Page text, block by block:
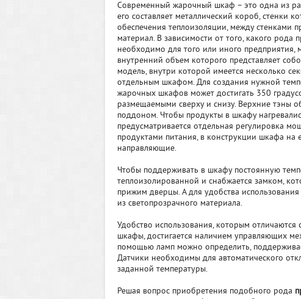
Современный жарочный шкаф – это одна из
его составляет металлический короб, стенки
обеспечения теплоизоляции, между стенками
материал. В зависимости от того, какого
необходимо для того или иного
внутренний объем которого представляет
модель, внутри которой имеется несколько
отдельным шкафом. Для создания нужной
жарочных шкафов может достигать 350
размещаемыми сверху и снизу. Верхние тэны
поддоном. Чтобы продукты в шкафу
предусматривается отдельная регулировка
продуктами питания, в конструкции шкафа на
направляющие.
Чтобы поддерживать в шкафу постоянную
теплоизолированной и снабжается замком,
прижим дверцы. А для удобства
из светопрозрачного материала.
Удобство использования, которым
шкафы, достигается наличием управляющих
помощью ламп можно определить,
Датчики необходимы для автоматического
заданной температуры.
Решая вопрос приобретения подобного рода